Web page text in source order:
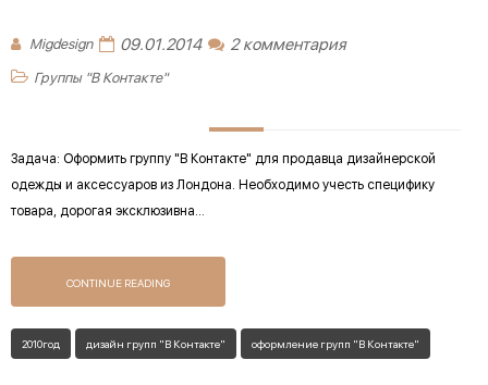
Migdesign 09.01.2014 2 комментария
Группы "В Контакте"
Задача: Оформить группу "В Контакте" для продавца дизайнерской
одежды и аксессуаров из Лондона. Необходимо учесть специфику
товара, дорогая эксклюзивна...
CONTINUE READING
2010год дизайн групп "В Контакте" оформление групп "В Контакте"